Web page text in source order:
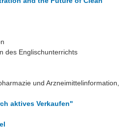
des Englischunterrichts
und Arzneimittelinformation,
aktives Verkaufen"